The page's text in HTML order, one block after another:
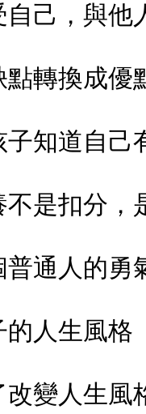
自己，與他
點轉換成優
子知道自己
不是扣分，
普通人的勇
的人生風格
改變人生風